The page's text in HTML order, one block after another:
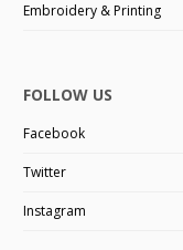
Embroidery & Printing
FOLLOW US
Facebook
Twitter
Instagram